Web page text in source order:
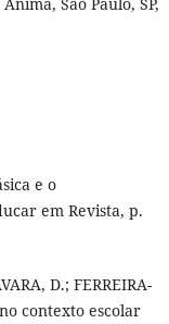
São Paulo, SP,
e o
em Revista, p.
D.; FERREIRA-
contexto escolar